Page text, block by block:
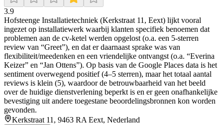
3.9
Hofsteenge Installatietechniek (Kerkstraat 11, Eext) lijkt vooral
ingezet op installatiewerk waarbij klanten specifiek benoemen dat
problemen aan de cv-ketel werden opgelost (o.a. een 5-sterren
review van “Greet”), en dat er daarnaast sprake was van
flexibiliteit/meedenken en een vriendelijke ontvangst (o.a. “Everina
Keizer” en “Jan Ottens”). Op basis van de Google Places data is het
sentiment overwegend positief (4–5 sterren), maar het totaal aantal
reviews is klein (5), waardoor de betrouwbaarheid van het beeld
over de huidige dienstverlening beperkt is en er geen onafhankelijke
bevestiging uit andere toegestane beoordelingsbronnen kon worden
gevonden.
Kerkstraat 11, 9463 RA Eext, Nederland